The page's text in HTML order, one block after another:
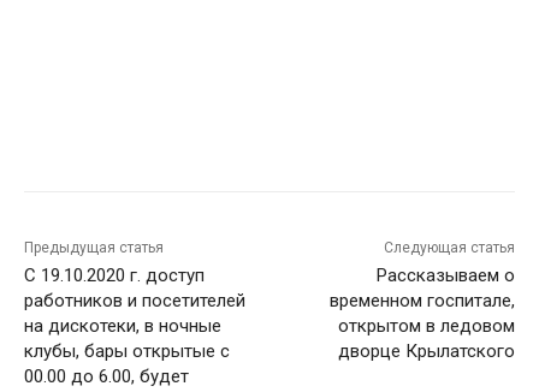
Предыдущая статья
С 19.10.2020 г. доступ
работников и посетителей
на дискотеки, в ночные
клубы, бары открытые с
00.00 до 6.00, будет
Следующая статья
Рассказываем о
временном госпитале,
открытом в ледовом
дворце Крылатского